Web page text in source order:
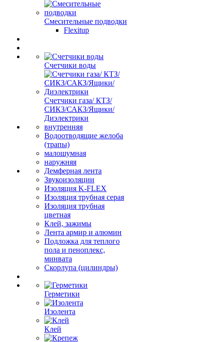
Смесительные подводки
Flexitup
Счетчики воды
Счетчики газа/ КТЗ/
СИКЗ/САКЗ/Ящики/
Диэлектрики
внутренняя
Водоотводящие желоба
(трапы)
малошумная
наружняя
Демферная лента
Звукоизоляции
Изоляция K-FLEX
Изоляция трубная серая
Изоляция трубная
цветная
Клей, зажимы
Лента армир и алюмин
Подложка для теплого
пола и пеноплекс,
минвата
Скорлупа (цилиндры)
Герметики
Изолента
Клей